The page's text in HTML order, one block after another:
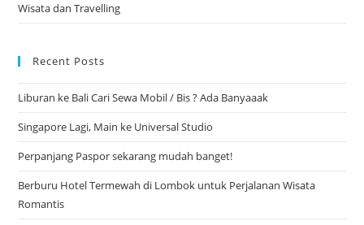
Wisata dan Travelling
Recent Posts
Liburan ke Bali Cari Sewa Mobil / Bis ? Ada Banyaaak
Singapore Lagi, Main ke Universal Studio
Perpanjang Paspor sekarang mudah banget!
Berburu Hotel Termewah di Lombok untuk Perjalanan Wisata
Romantis